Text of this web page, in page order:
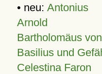
• neu: Antonius
Arnold
Bartholomäus
Basilius und
Celestina Faron